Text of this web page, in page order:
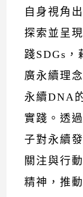
自身視角出
探索並呈
踐SDGs，
廣永續理
永續DNA
實踐。透
子對永續
關注與行
精神，推